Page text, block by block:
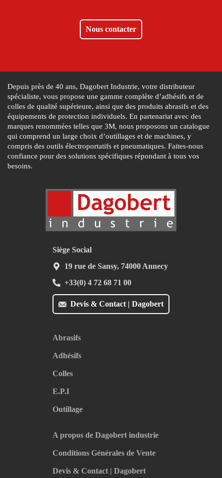
Nous contacter
Depuis près de 40 ans, Dagobert Industrie, votre distributeur
spécialiste, vous propose une gamme complète d’adhésifs et de
colles de qualité supérieure, ainsi que des produits abrasifs et des
équipements de protection individuels. En partenariat avec des
marques renommées telles que 3M, nous proposons un catalogue
qui comprend un large choix d’outillages et de machines, y
compris des outils électroportatifs et pneumatiques. Faites-nous
confiance pour des solutions spécifiques répondant à tous vos
besoins.
Devis & Contact | Dagobert
Siège Social
19 rue de Sansy, 74000 Annecy
+33(0) 4 72 68 71 00
Abrasifs
Adhésifs
Colles
E.P.I
Outillage
A propos de Dagobert industrie
Conditions Générales de Vente
Devis & Contact | Dagobert